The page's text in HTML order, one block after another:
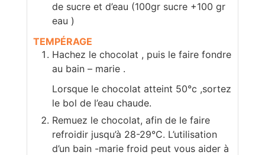
de sucre et d’eau (100gr sucre +100 gr
eau )
TEMPÉRAGE
Hachez le chocolat , puis le faire fondre
au bain – marie .
Lorsque le chocolat atteint 50°c ,sortez
le bol de l’eau chaude.
Remuez le chocolat, afin de le faire
refroidir jusqu’à 28-29°C. L’utilisation
d’un bain -marie froid peut vous aider à